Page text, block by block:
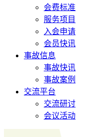
会费标准
服务项目
入会申请
会员快讯
事故信息
事故快讯
事故案例
交流平台
交流研讨
会议活动